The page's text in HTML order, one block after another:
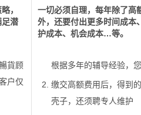
，
足潜
貨顾
户仅
一切必须自理，每年除了高
外，还要付出更多时间成本
护成本、机会成本…等。
根据多年的辅导经验，您
缴交高额费用后，得到
壳子，还须聘专人维护